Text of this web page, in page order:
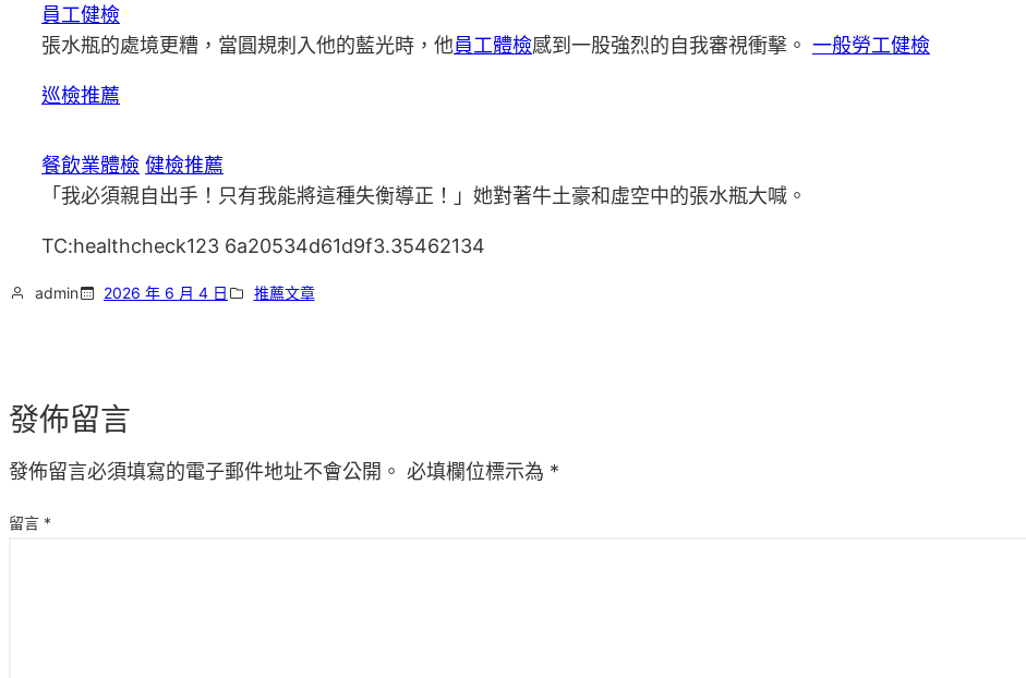
員工健檢
張水瓶的處境更糟，當圓規刺入他的藍光時，他員工體檢感到一股強烈的自我審視衝擊。 一般勞工健檢
巡檢推薦
餐飲業體檢 健檢推薦
「我必須親自出手！只有我能將這種失衡導正！」她對著牛土豪和虛空中的張水瓶大喊。
TC:healthcheck123 6a20534d61d9f3.35462134
admin 2026 年 6 月 4 日 推薦文章
發佈留言
發佈留言必須填寫的電子郵件地址不會公開。 必填欄位標示為 *
留言 *